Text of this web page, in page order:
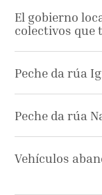
El gobierno
colectivos que
Peche da rúa
Peche da rúa
Vehículos